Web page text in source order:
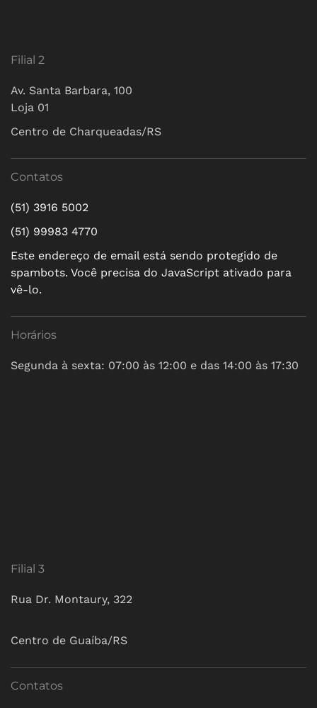
Filial 2
Av. Santa Barbara, 100
Loja 01
Centro de Charqueadas/RS
Contatos
(51) 3916 5002
(51) 99983 4770
Este endereço de email está sendo protegido de
spambots. Você precisa do JavaScript ativado para
vê-lo.
Horários
Segunda à sexta: 07:00 às 12:00 e das 14:00 às 17:30
Filial 3
Rua Dr. Montaury, 322
Centro de Guaíba/RS
Contatos